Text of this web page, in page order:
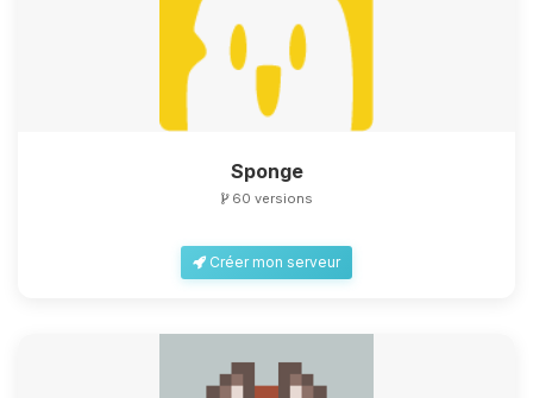
Sponge
60 versions
Créer mon serveur